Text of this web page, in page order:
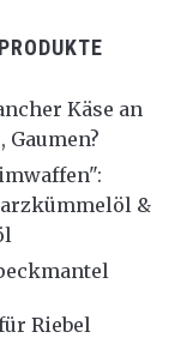
Käse an
Gaumen?
&
Riebel